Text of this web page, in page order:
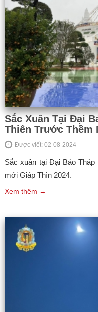
Sắc Xuân Tại Đại
Thiên Trước Thềm
Được viết: 02-08-2024
Sắc xuân tại Đại Bảo
mới Giáp Thìn 2024.
Xem thêm →